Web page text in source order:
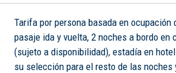
Tarifa por persona basada en ocupación
pasaje ida y vuelta, 2 noches a bordo en
(sujeto a disponibilidad), estadía en
su selección para el resto de las noches